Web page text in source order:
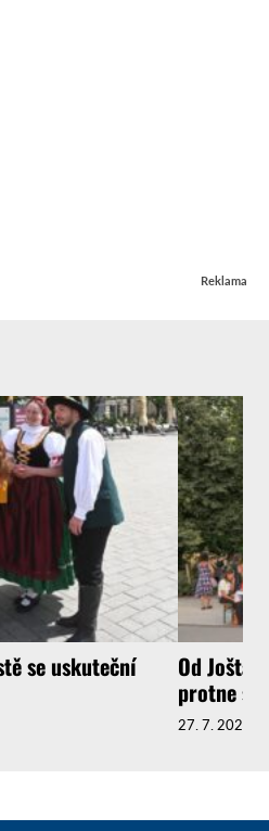
Reklama
se uskuteční
Od Jošta
protne
27. 7. 2026